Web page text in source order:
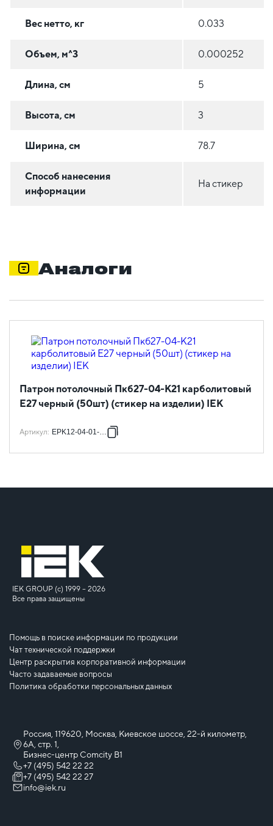
Вес нетто, кг 0.033
Объем, м^3 0.000252
Длина, см 5
Высота, см 3
Ширина, см 78.7
Способ нанесения
информации
На стикер
Аналоги
Патрон потолочный Пкб27-04-К21 карболитовый
Е27 черный (50шт) (стикер на изделии) IEK
Артикул: EPK12-04-01-K01
IEK GROUP (c) 1999 – 2026
Все права защищены
Помощь в поиске информации по продукции
Чат технической поддержки
Центр раскрытия корпоративной информации
Часто задаваемые вопросы
Политика обработки персональных данных
Россия, 119620, Москва, Киевское шоссе, 22-й километр,
6А, стр. 1,
Бизнес-центр Comcity B1
+7 (495) 542 22 22
+7 (495) 542 22 27
info@iek.ru